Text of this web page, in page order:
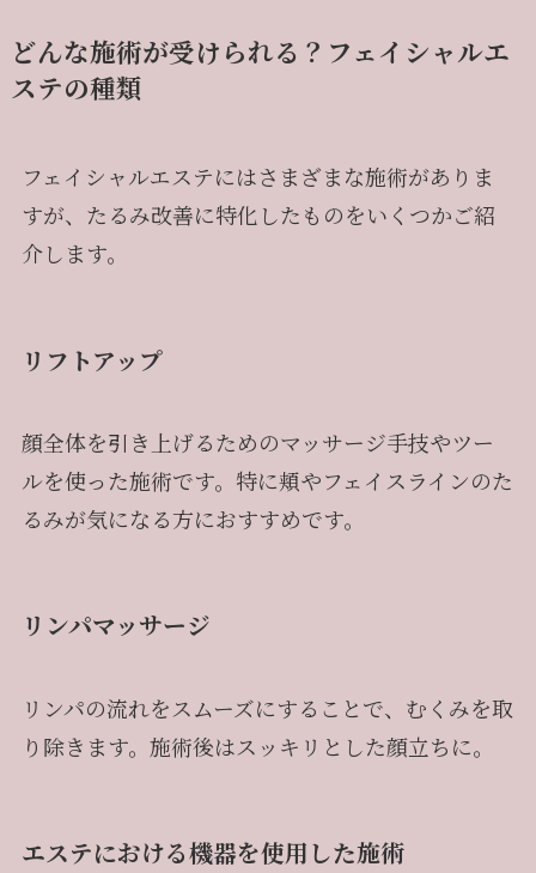
どんな施術が受けられる？フェイシャルエ
ステの種類
フェイシャルエステにはさまざまな施術がありま
すが、たるみ改善に特化したものをいくつかご紹
介します。
リフトアップ
顔全体を引き上げるためのマッサージ手技やツー
ルを使った施術です。特に頬やフェイスラインのた
るみが気になる方におすすめです。
リンパマッサージ
リンパの流れをスムーズにすることで、むくみを取
り除きます。施術後はスッキリとした顔立ちに。
エステにおける機器を使用した施術